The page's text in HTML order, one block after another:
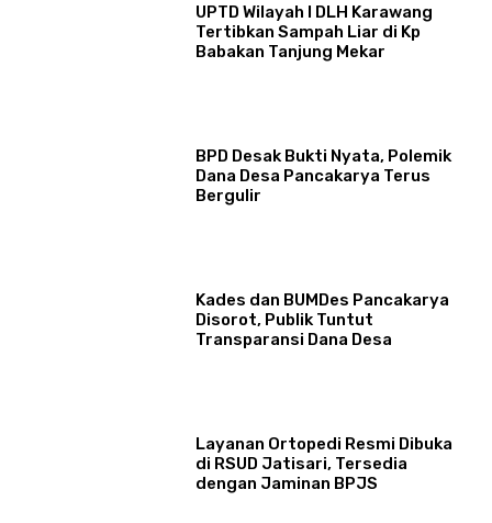
UPTD Wilayah I DLH Karawang
Tertibkan Sampah Liar di Kp
Babakan Tanjung Mekar
BPD Desak Bukti Nyata, Polemik
Dana Desa Pancakarya Terus
Bergulir
Kades dan BUMDes Pancakarya
Disorot, Publik Tuntut
Transparansi Dana Desa
Layanan Ortopedi Resmi Dibuka
di RSUD Jatisari, Tersedia
dengan Jaminan BPJS